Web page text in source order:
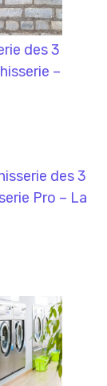
des 3
–
des 3
Pro – La